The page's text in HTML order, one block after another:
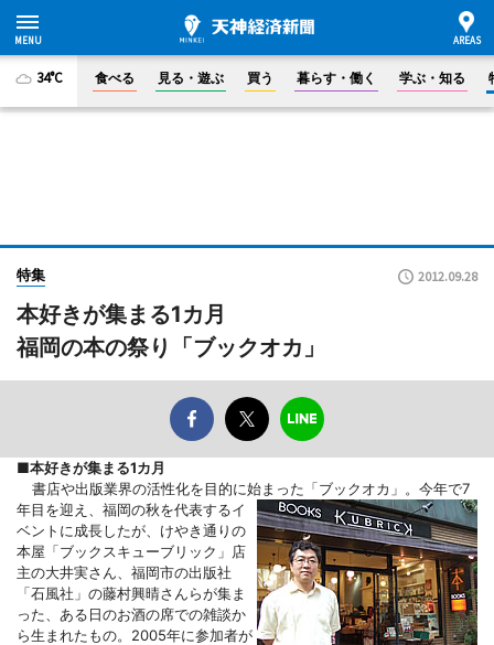
34°C 食べる 見る・遊ぶ 買う 暮らす・働く 学ぶ・知る
特集 2012.09.28
本好きが集まる1カ月
福岡の本の祭り「ブックオカ」
■本好きが集まる1カ月
書店や出版業界の活性化を目的に始まった「ブックオカ」。 今年で7
年目を迎え、福岡の秋を代表するイ
ベントに成長したが、けやき通りの
本屋「ブックスキューブリック」店
主の大井実さん、福岡市の出版社
「石風社」の藤村興晴さんらが集ま
った、ある日のお酒の席での雑談か
ら生まれたもの。2005年に参加者が